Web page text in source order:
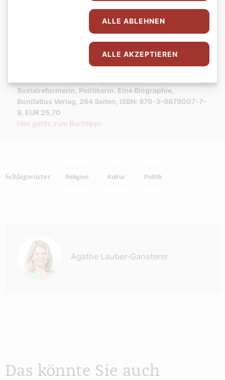
Buchtipp: Hedwig Dransfeld
Eine lesenswerte und genau recherchierte Biographie, die
uns Hedwig Dransfeld als außergewöhnliche
Persönlichkeit ihrer Zeit näherbringt.
Sozialreformerin, Politikerin. Eine Biographie,
Bonifatius Verlag, 264 Seiten, ISBN: 978-3-9879007-7-
8, EUR 25,70
Hier gehts zum Buchtipp!
Schlagwörter Religion Kultur Politik
Agathe Lauber-Gansterer
Das könnte Sie auch
ALLE ABLEHNEN
ALLE AKZEPTIEREN